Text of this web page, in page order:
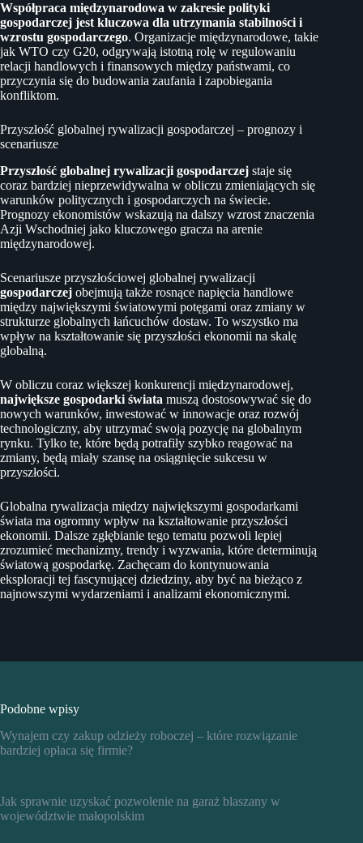
Współpraca międzynarodowa w zakresie polityki
gospodarczej jest kluczowa dla utrzymania stabilności i
wzrostu gospodarczego. Organizacje międzynarodowe, takie
jak WTO czy G20, odgrywają istotną rolę w regulowaniu
relacji handlowych i finansowych między państwami, co
przyczynia się do budowania zaufania i zapobiegania
konfliktom.
Przyszłość globalnej rywalizacji gospodarczej – prognozy i
scenariusze
Przyszłość globalnej rywalizacji gospodarczej staje się
coraz bardziej nieprzewidywalna w obliczu zmieniających się
warunków politycznych i gospodarczych na świecie.
Prognozy ekonomistów wskazują na dalszy wzrost znaczenia
Azji Wschodniej jako kluczowego gracza na arenie
międzynarodowej.
Scenariusze przyszłościowej globalnej rywalizacji
gospodarczej obejmują także rosnące napięcia handlowe
między największymi światowymi potęgami oraz zmiany w
strukturze globalnych łańcuchów dostaw. To wszystko ma
wpływ na kształtowanie się przyszłości ekonomii na skalę
globalną.
W obliczu coraz większej konkurencji międzynarodowej,
największe gospodarki świata muszą dostosowywać się do
nowych warunków, inwestować w innowacje oraz rozwój
technologiczny, aby utrzymać swoją pozycję na globalnym
rynku. Tylko te, które będą potrafiły szybko reagować na
zmiany, będą miały szansę na osiągnięcie sukcesu w
przyszłości.
Globalna rywalizacja między największymi gospodarkami
świata ma ogromny wpływ na kształtowanie przyszłości
ekonomii. Dalsze zgłębianie tego tematu pozwoli lepiej
zrozumieć mechanizmy, trendy i wyzwania, które determinują
światową gospodarkę. Zachęcam do kontynuowania
eksploracji tej fascynującej dziedziny, aby być na bieżąco z
najnowszymi wydarzeniami i analizami ekonomicznymi.
Podobne wpisy
Wynajem czy zakup odzieży roboczej – które rozwiązanie
bardziej opłaca się firmie?
Jak sprawnie uzyskać pozwolenie na garaż blaszany w
województwie małopolskim